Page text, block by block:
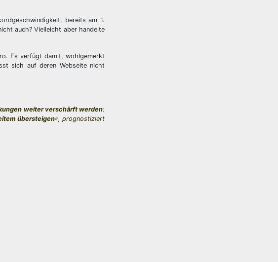
bereits am 1.
auch? Vielleicht aber handelte
Es verfügt damit, wohlgemerkt
sich auf deren Webseite nicht
weiter verschärft werden:
übersteigen«, prognostiziert